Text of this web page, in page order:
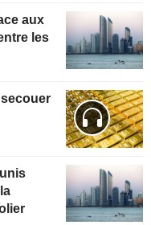
aux
les